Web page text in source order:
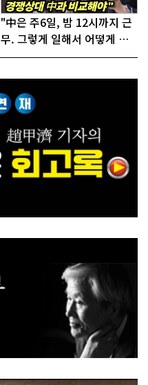
"中은 주6일, 밤 12시까지 근
무. 그렇게 일해서 어떻게 경
쟁하냐 반문하더라"